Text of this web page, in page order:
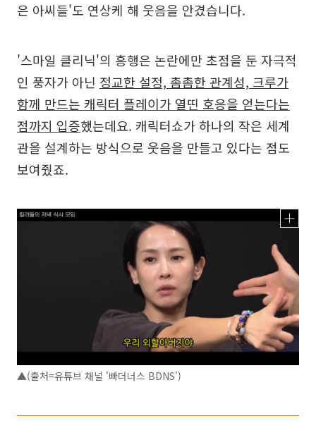
은 아씨들'도 연상케 해 웃음을 안겼습니다.
'스마일 클리닉'의 흥행은 논란에만 초점을 둔 자극적
인 풍자가 아닌 정교한 설정, 촘촘한 관계성, 크루가
함께 만드는 캐릭터 플레이가 열띤 호응을 얻는다는
점까지 입증했는데요. 캐릭터쇼가 하나의 작은 세계
관을 설계하는 방식으로 웃음을 만들고 있다는 점도
보여줬죠.
▲(출처=유튜브 채널 '빠더너스 BDNS')